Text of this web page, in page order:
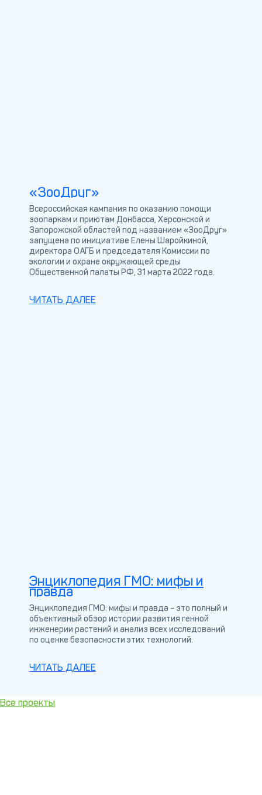
«ЗооДруг»
Всероссийская кампания по оказанию помощи
зоопаркам и приютам Донбасса, Херсонской и
Запорожской областей под названием «ЗооДруг»
запущена по инициативе Елены Шаройкиной,
директора ОАГБ и председателя Комиссии по
экологии и охране окружающей среды
Общественной палаты РФ, 31 марта 2022 года.
ЧИТАТЬ ДАЛЕЕ
Энциклопедия ГМО: мифы и
правда
Энциклопедия ГМО: мифы и правда – это полный и
объективный обзор истории развития генной
инженерии растений и анализ всех исследований
по оценке безопасности этих технологий.
ЧИТАТЬ ДАЛЕЕ
Все проекты